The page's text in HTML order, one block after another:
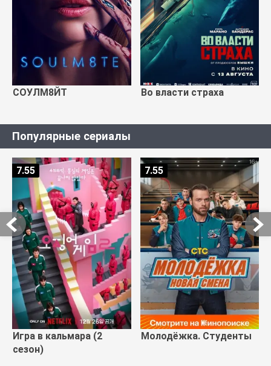
СОУЛМ8ЙТ Во власти страха
Популярные сериалы
Игра в кальмара (2
сезон)
7.55
Молодёжка. Студенты
7.55